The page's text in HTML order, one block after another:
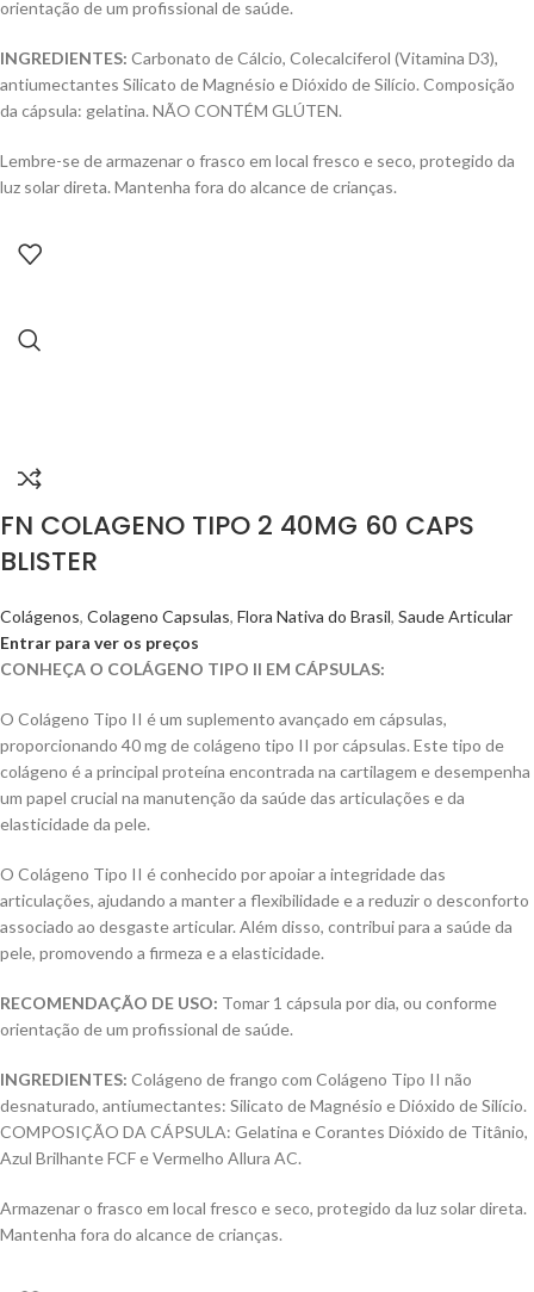
orientação de um profissional de saúde.
INGREDIENTES: Carbonato de Cálcio, Colecalciferol (Vitamina D3),
antiumectantes Silicato de Magnésio e Dióxido de Silício. Composição
da cápsula: gelatina. NÃO CONTÉM GLÚTEN.
Lembre-se de armazenar o frasco em local fresco e seco, protegido da
luz solar direta. Mantenha fora do alcance de crianças.
FN COLAGENO TIPO 2 40MG 60 CAPS
BLISTER
Colágenos, Colageno Capsulas, Flora Nativa do Brasil, Saude Articular
Entrar para ver os preços
CONHEÇA O COLÁGENO TIPO II EM CÁPSULAS:
O Colágeno Tipo II é um suplemento avançado em cápsulas,
proporcionando 40 mg de colágeno tipo II por cápsulas. Este tipo de
colágeno é a principal proteína encontrada na cartilagem e desempenha
um papel crucial na manutenção da saúde das articulações e da
elasticidade da pele.
O Colágeno Tipo II é conhecido por apoiar a integridade das
articulações, ajudando a manter a flexibilidade e a reduzir o desconforto
associado ao desgaste articular. Além disso, contribui para a saúde da
pele, promovendo a firmeza e a elasticidade.
RECOMENDAÇÃO DE USO: Tomar 1 cápsula por dia, ou conforme
orientação de um profissional de saúde.
INGREDIENTES: Colágeno de frango com Colágeno Tipo II não
desnaturado, antiumectantes: Silicato de Magnésio e Dióxido de Silício.
COMPOSIÇÃO DA CÁPSULA: Gelatina e Corantes Dióxido de Titânio,
Azul Brilhante FCF e Vermelho Allura AC.
Armazenar o frasco em local fresco e seco, protegido da luz solar direta.
Mantenha fora do alcance de crianças.